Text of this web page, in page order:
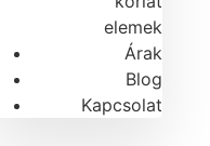
elemek
Árak
Blog
Kapcsolat